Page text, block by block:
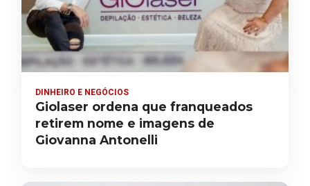
DINHEIRO E NEGÓCIOS
Giolaser ordena que franqueados
retirem nome e imagens de
Giovanna Antonelli